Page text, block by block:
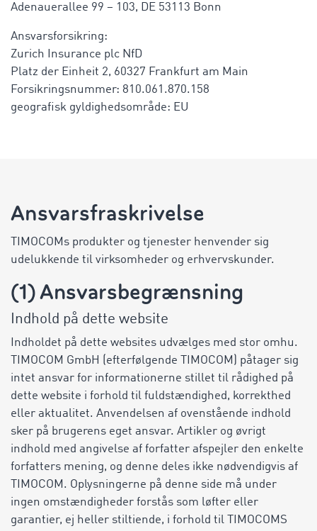
Adenauerallee 99 – 103, DE 53113 Bonn
Ansvarsforsikring:
Zurich Insurance plc NfD
Platz der Einheit 2, 60327 Frankfurt am Main
Forsikringsnummer: 810.061.870.158
geografisk gyldighedsområde: EU
Ansvarsfraskrivelse
TIMOCOMs produkter og tjenester henvender sig
udelukkende til virksomheder og erhvervskunder.
(1) Ansvarsbegrænsning
Indhold på dette website
Indholdet på dette websites udvælges med stor omhu.
TIMOCOM GmbH (efterfølgende TIMOCOM) påtager sig
intet ansvar for informationerne stillet til rådighed på
dette website i forhold til fuldstændighed, korrekthed
eller aktualitet. Anvendelsen af ovenstående indhold
sker på brugerens eget ansvar. Artikler og øvrigt
indhold med angivelse af forfatter afspejler den enkelte
forfatters mening, og denne deles ikke nødvendigvis af
TIMOCOM. Oplysningerne på denne side må under
ingen omstændigheder forstås som løfter eller
garantier, ej heller stiltiende, i forhold til TIMOCOMS